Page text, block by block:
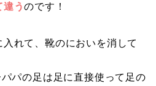
違うのです！
れて、靴のにおいを消して
パの足は足に直接使って足の